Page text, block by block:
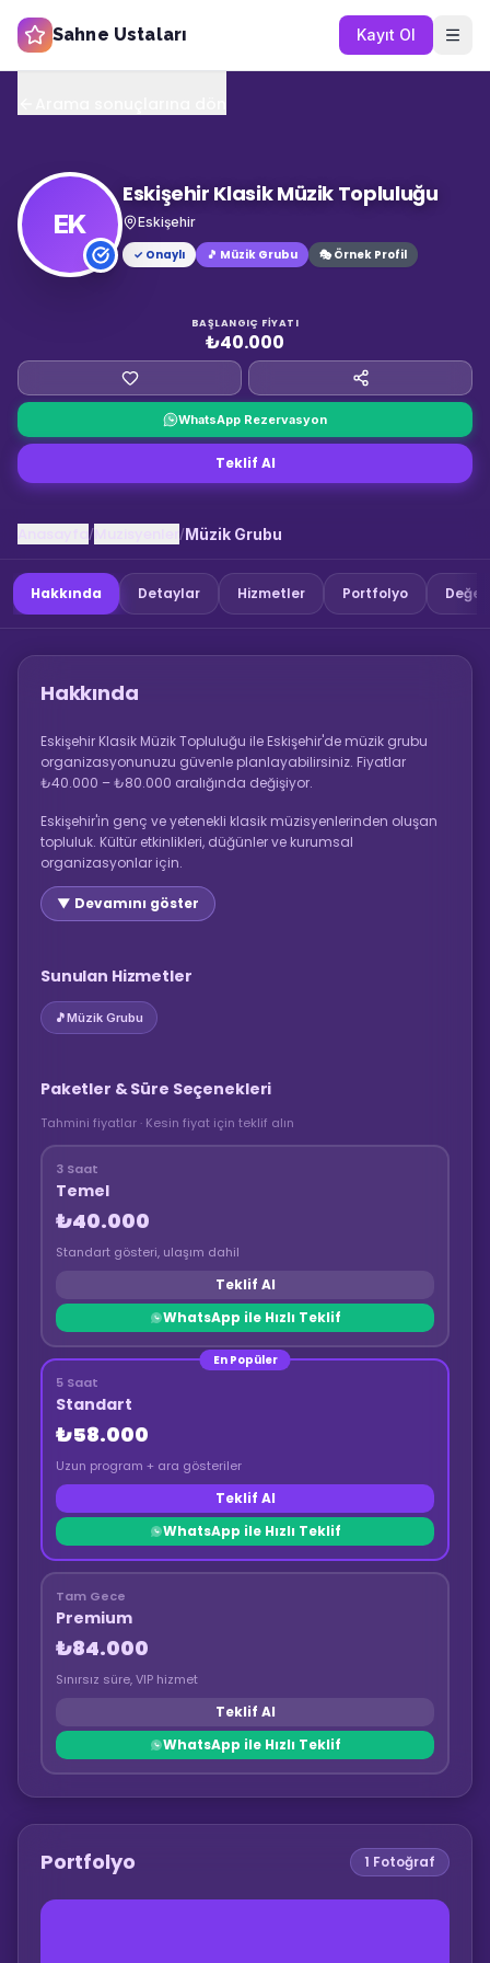
Sahne Ustaları Kayıt Ol
EK
Eskişehir Klasik Müzik Topluluğu
Eskişehir
✓ Onaylı
🎵 Müzik Grubu 🎭 Örnek Profil
BAŞLANGIÇ FIYATI
₺40.000
WhatsApp Rezervasyon
Teklif Al
/ /Müzik Grubu
Hakkında Detaylar Hizmetler Portfolyo
Hakkında
Eskişehir Klasik Müzik Topluluğu ile Eskişehir'de müzik grubu
organizasyonunuzu güvenle planlayabilirsiniz. Fiyatlar
₺40.000 – ₺80.000 aralığında değişiyor.
Eskişehir'in genç ve yetenekli klasik müzisyenlerinden oluşan
topluluk. Kültür etkinlikleri, düğünler ve kurumsal
organizasyonlar için.
▼ Devamını göster
Sunulan Hizmetler
🎵Müzik Grubu
Paketler & Süre Seçenekleri
Tahmini fiyatlar · Kesin fiyat için teklif alın
3 Saat
Temel
₺40.000
Standart gösteri, ulaşım dahil
Teklif Al
WhatsApp ile Hızlı Teklif
En Popüler
5 Saat
Standart
₺58.000
Uzun program + ara gösteriler
Teklif Al
WhatsApp ile Hızlı Teklif
Tam Gece
Premium
₺84.000
Sınırsız süre, VIP hizmet
Teklif Al
WhatsApp ile Hızlı Teklif
Portfolyo 1 Fotoğraf